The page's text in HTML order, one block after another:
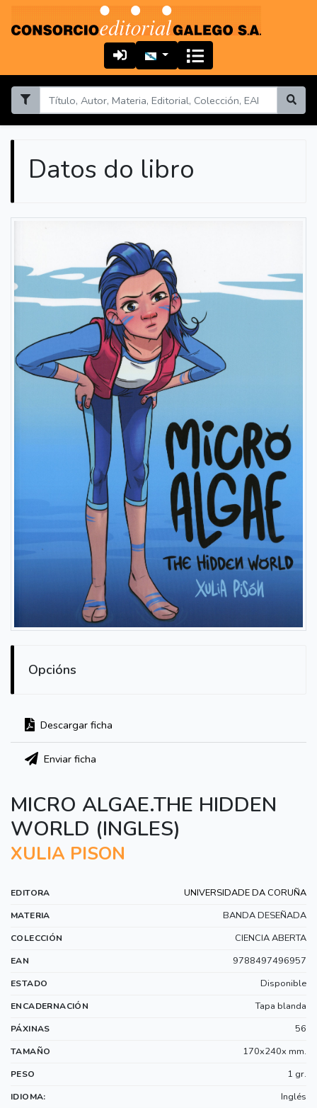
Datos do libro
Opcións
Descargar ficha
Enviar ficha
MICRO ALGAE.THE HIDDEN
WORLD (INGLES)
XULIA PISON
EDITORA UNIVERSIDADE DA CORUÑA
MATERIA BANDA DESEÑADA
COLECCIÓN CIENCIA ABERTA
EAN 9788497496957
ESTADO Disponible
ENCADERNACIÓN Tapa blanda
PÁXINAS 56
TAMAÑO 170x240x mm.
PESO 1 gr.
IDIOMA: Inglés